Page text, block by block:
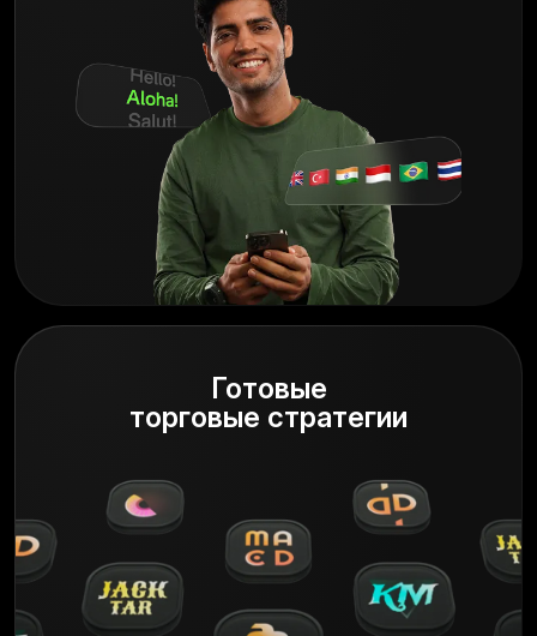
Готовые
торговые стратегии